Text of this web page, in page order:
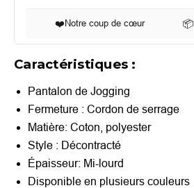
❤️ Notre coup de cœur 📦
Caractéristiques :
Pantalon de Jogging
Fermeture : Cordon de serrage
Matière: Coton, polyester
Style : Décontracté
Épaisseur: Mi-lourd
Disponible en plusieurs couleurs